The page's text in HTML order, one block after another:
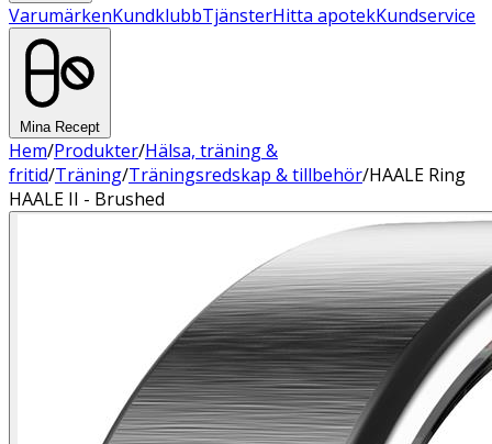
VarumärkenKundklubbTjänsterHitta apotekKundservice
Mina Recept
Hem/Produkter/Hälsa, träning &
fritid/Träning/Träningsredskap & tillbehör/HAALE Ring
HAALE II - Brushed